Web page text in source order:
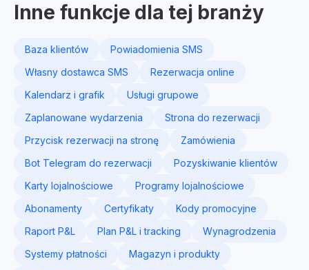
Inne funkcje dla tej branży
Baza klientów
Powiadomienia SMS
Własny dostawca SMS
Rezerwacja online
Kalendarz i grafik
Usługi grupowe
Zaplanowane wydarzenia
Strona do rezerwacji
Przycisk rezerwacji na stronę
Zamówienia
Bot Telegram do rezerwacji
Pozyskiwanie klientów
Karty lojalnościowe
Programy lojalnościowe
Abonamenty
Certyfikaty
Kody promocyjne
Raport P&L
Plan P&L i tracking
Wynagrodzenia
Systemy płatności
Magazyn i produkty